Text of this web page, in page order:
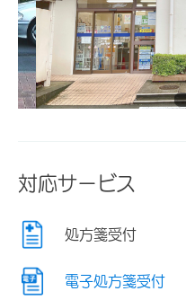
対応サービス
処方箋受付
電子処方箋受付